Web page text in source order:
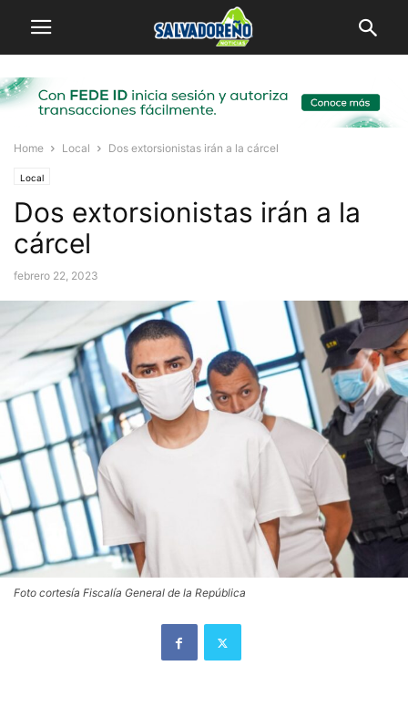
Home Local Dos extorsionistas irán a la cárcel
Local
Dos extorsionistas irán a la
cárcel
febrero 22, 2023
Foto cortesía Fiscalía General de la República